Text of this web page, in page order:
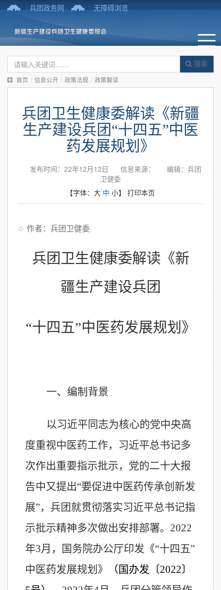
兵团政务网 无障碍浏览
搜索
首页 / 信息公开 / 政策法规 / 政策解读
兵团卫生健康委解读《新疆
生产建设兵团“十四五”中医
药发展规划》
发布时间：22年12月12日 信息来源：
编辑：兵团
卫健委
【字体： 大 中 小】 打印本页
作者：兵团卫健委
兵团卫生健康委解读《新
疆生产建设兵团
“十四五”中医药发展规划》
一、编制背景
以习近平同志为核心的党中央高
度重视中医药工作，习近平总书记多
次作出重要指示批示，党的二十大报
告中又提出“要促进中医药传承创新发
展”，兵团就贯彻落实习近平总书记指
示批示精神多次做出安排部署。2022
年3月，国务院办公厅印发《“十四五”
中医药发展规划》
（国办发〔2022〕